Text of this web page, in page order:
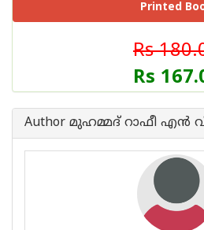
Printed
Rs
Rs
Author മുഹമ്മദ് റാഫീ എന്‍